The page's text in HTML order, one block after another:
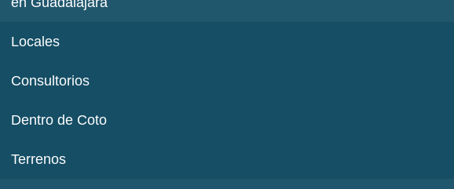
Locales
Consultorios
Dentro de Coto
Terrenos